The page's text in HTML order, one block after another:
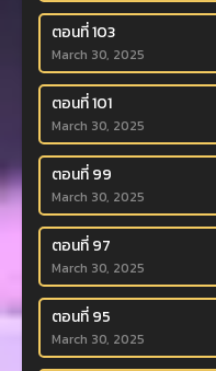
ตอนที่ 103
March 30, 2025
ตอนที่ 101
March 30, 2025
ตอนที่ 99
March 30, 2025
ตอนที่ 97
March 30, 2025
ตอนที่ 95
March 30, 2025